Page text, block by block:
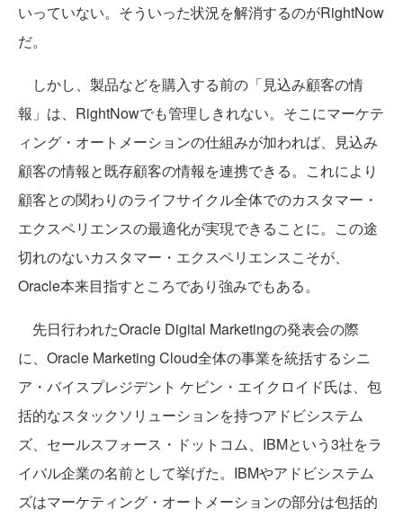
いっていない。そういった状況を解消するのがRightNow
だ。
しかし、製品などを購入する前の「見込み顧客の情
報」は、RightNowでも管理しきれない。そこにマーケテ
ィング・オートメーションの仕組みが加われば、見込み
顧客の情報と既存顧客の情報を連携できる。これにより
顧客との関わりのライフサイクル全体でのカスタマー・
エクスペリエンスの最適化が実現できることに。この途
切れのないカスタマー・エクスペリエンスこそが、
Oracle本来目指すところであり強みでもある。
先日行われたOracle Digital Marketingの発表会の際
に、Oracle Marketing Cloud全体の事業を統括するシニ
ア・バイスプレジデント ケビン・エイクロイド氏は、包
括的なスタックソリューションを持つアドビシステム
ズ、セールスフォース・ドットコム、IBMという3社をラ
イバル企業の名前として挙げた。IBMやアドビシステム
ズはマーケティング・オートメーションの部分は包括的